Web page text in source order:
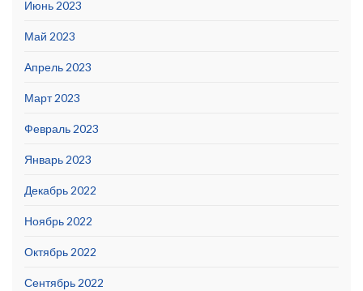
Июнь 2023
Май 2023
Апрель 2023
Март 2023
Февраль 2023
Январь 2023
Декабрь 2022
Ноябрь 2022
Октябрь 2022
Сентябрь 2022